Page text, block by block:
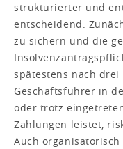
strukturierter und
entscheidend.
zu sichern und die
spätestens nach drei
Geschäftsführer in
oder trotz
Zahlungen leistet,
Auch